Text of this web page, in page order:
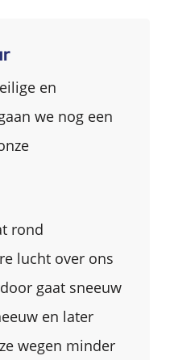
en
we nog een
rond
lucht over ons
gaat sneeuw
en later
wegen minder